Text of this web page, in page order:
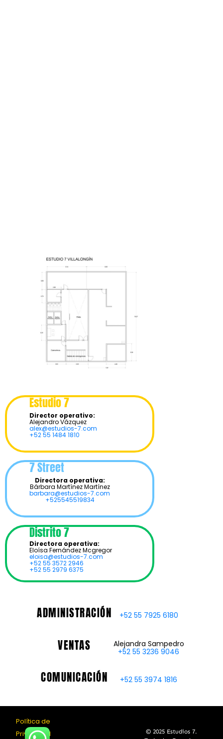
Estudio 7
Director operativo:
Alejandro Vázquez
alex@estudios-7.com
+52 55 1484 1810
7 Street
Directora operativa:
Bárbara Martínez Martínez
barbara@estudios-7.com
+525545519834
Distrito 7
Directora operativa:
Eloísa Fernández Mcgregor
eloisa@estudios-7.com
+52 55 3572 2946
+52 55 2979 6375
ADMINISTRACIÓN +52 55 7925 6180
VENTAS
Alejandra Sampedro
+52 55 3236 9046
COMUNICACIÓN +52 55 3974 1816
Política de
Privacidad
© 2025 Estudios 7.